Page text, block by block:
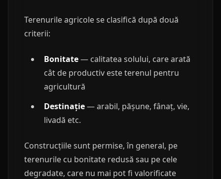
Terenurile agricole se clasifică după două
criterii:
Bonitate— calitatea solului, care arată
cât de productiv este terenul pentru
agricultură
Destinație— arabil, pășune, fânaț, vie,
livadă etc.
Construcțiile sunt permise, în general, pe
terenurile cu bonitate redusă sau pe cele
degradate, care nu mai pot fi valorificate